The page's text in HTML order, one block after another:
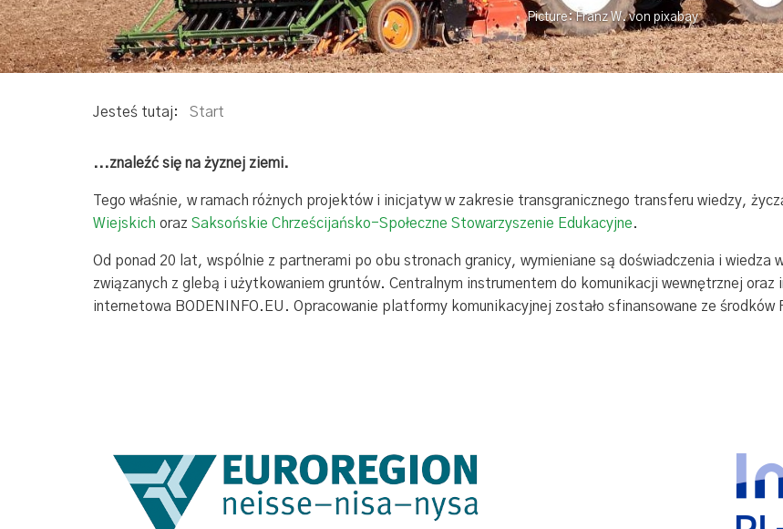
Picture: Franz W. von pixabay
Jesteś tutaj: Start
...znaleźć się na żyznej ziemi.
Tego właśnie, w ramach różnych projektów i inicjatyw w zakresie transgranicznego transferu wiedzy,
Wiejskich oraz Saksońskie Chrześcijańsko-Społeczne Stowarzyszenie Edukacyjne.
Od ponad 20 lat, wspólnie z partnerami po obu stronach granicy, wymieniane są doświadczenia i wiedza
związanych z glebą i użytkowaniem gruntów. Centralnym instrumentem do komunikacji wewnętrznej
internetowa BODENINFO.EU. Opracowanie platformy komunikacyjnej zostało sfinansowane ze środków